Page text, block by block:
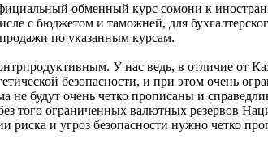
обменный курс сомони к
с бюджетом и таможней, для
по указанным курсам.
У нас ведь, в отличие от
безопасности, и при этом очень
будут очень четко прописаны и
того ограниченных валютных резервов
и угроз безопасности нужно четко